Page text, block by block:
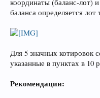
координаты (баланс-лот)
баланса определяется
Для 5 значных котировок
указанные в пунктах в 10
Рекомендации: